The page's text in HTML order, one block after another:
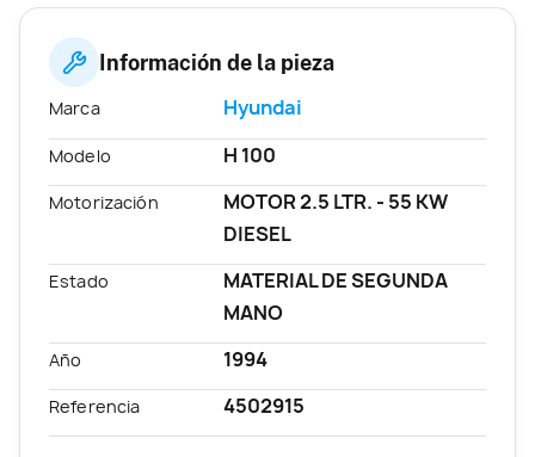
Información de la pieza
Marca Hyundai
Modelo H 100
Motorización
MOTOR 2.5 LTR. - 55 KW
DIESEL
Estado
MATERIAL DE SEGUNDA
MANO
Año 1994
Referencia 4502915